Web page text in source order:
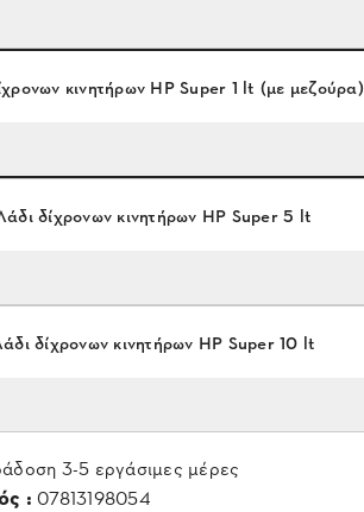
κινητήρων ΗP Super 1 lt (με μεζούρα)
δίχρονων κινητήρων ΗP Super 5 lt
δίχρονων κινητήρων ΗP Super 10 lt
3-5 εργάσιμες μέρες
: 07813198054